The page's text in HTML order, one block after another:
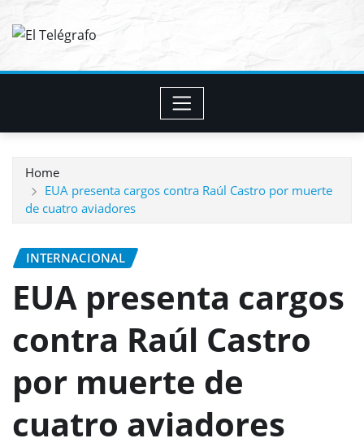
Home
EUA presenta cargos contra Raúl Castro por muerte
de cuatro aviadores
INTERNACIONAL
EUA presenta cargos
contra Raúl Castro
por muerte de
cuatro aviadores